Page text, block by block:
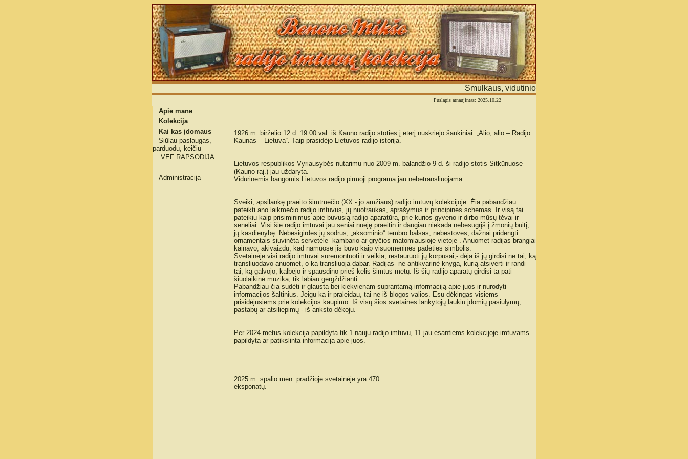
Smulkaus, vidutinio verslo ir asmeninių tinklapių portalas
Puslapis atnaujintas: 2025.10.22
Apie mane
Kolekcija
Kai kas įdomaus
Siūlau paslaugas,
parduodu, keičiu
VEF RAPSODIJA
Administracija
1926 m. birželio 12 d. 19.00 val. iš Kauno radijo stoties į eterį nuskriejo šaukiniai: „Alio, alio – Radijo
Kaunas – Lietuva“. Taip prasidėjo Lietuvos radijo istorija.
Lietuvos respublikos Vyriausybės nutarimu nuo 2009 m. balandžio 9 d. ši radijo stotis Sitkūnuose
(Kauno raj.) jau uždaryta.
Vidurinėmis bangomis Lietuvos radijo pirmoji programa jau nebetransliuojama.
Sveiki, apsilankę praeito šimtmečio (XX - jo amžiaus) radijo imtuvų kolekcijoje. Èia pabandžiau
pateikti ano laikmečio radijo imtuvus, jų nuotraukas, aprašymus ir principines schemas. Ir visą tai
pateikiu kaip prisiminimus apie buvusią radijo aparatūrą, prie kurios gyveno ir dirbo mūsų tėvai ir
seneliai. Visi šie radijo imtuvai jau seniai nuėję praeitin ir daugiau niekada nebesugrįš į žmonių buitį,
jų kasdienybę. Nebesigirdės jų sodrus, „aksominio“ tembro balsas, nebestovės, dažnai pridengti
ornamentais siuvinėta servetėle- kambario ar gryčios matomiausioje vietoje . Anuomet radijas brangiai
kainavo, akivaizdu, kad namuose jis buvo kaip visuomeninės padėties simbolis.
Svetainėje visi radijo imtuvai suremontuoti ir veikia, restauruoti jų korpusai,- dėja iš jų girdisi ne tai, ką
transliuodavo anuomet, o ką transliuoja dabar. Radijas- ne antikvarinė knyga, kurią atsiverti ir randi
tai, ką galvojo, kalbėjo ir spausdino prieš kelis šimtus metų. Iš šių radijo aparatų girdisi ta pati
šiuolaikinė muzika, tik labiau gergždžianti.
Pabandžiau čia sudėti ir glaustą bei kiekvienam suprantamą informaciją apie juos ir nurodyti
informacijos šaltinius. Jeigu ką ir praleidau, tai ne iš blogos valios. Esu dėkingas visiems
prisidėjusiems prie kolekcijos kaupimo. Iš visų šios svetainės lankytojų laukiu įdomių pasiūlymų,
pastabų ar atsiliepimų - iš anksto dėkoju.
Per 2024 metus kolekcija papildyta tik 1 nauju radijo imtuvu, 11 jau esantiems kolekcijoje imtuvams
papildyta ar patikslinta informacija apie juos.
2025 m. spalio mėn. pradžioje svetainėje yra 470
eksponatų.